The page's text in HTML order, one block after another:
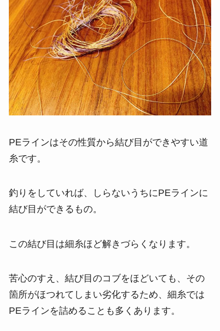
PEラインはその性質から結び目ができやすい道
糸です。
釣りをしていれば、しらないうちにPEラインに
結び目ができるもの。
この結び目は細糸ほど解きづらくなります。
苦心のすえ、結び目のコブをほどいても、その
箇所がほつれてしまい劣化するため、細糸では
PEラインを詰めることも多くあります。